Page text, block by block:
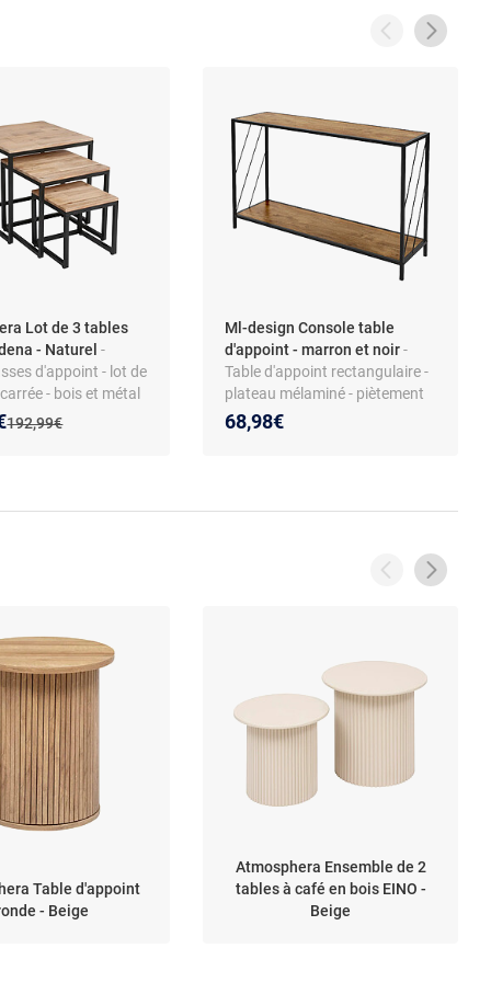
Lot de 3 tables
- Naturel-
d'appoint - lot de
- bois et métal
Ancien prix :
192,99€
prix :
de :
Ml-design Console table
d'appoint - marron et noir-
Table d'appoint rectangulaire -
plateau mélaminé - piètement
acier - style campagne
68,98€
Table d'appoint
- Beige
Atmosphera Ensemble de 2
tables à café en bois EINO -
Beige